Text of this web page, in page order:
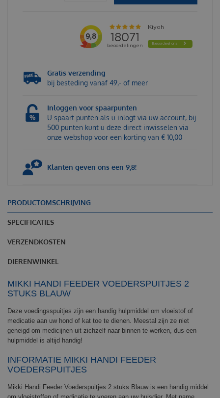
Gratis verzending
bij besteding vanaf 49,- of meer
Inloggen voor spaarpunten
U spaart punten als u inlogt via uw account, bij
500 punten kunt u deze direct inwisselen via
onze webshop voor een korting van € 10,00
Klanten geven ons een 9,8!
PRODUCTOMSCHRIJVING
SPECIFICATIES
VERZENDKOSTEN
DIERENWINKEL
MIKKI HANDI FEEDER VOEDERSPUITJES 2
STUKS BLAUW
Deze voedingsspuitjes zijn een handig hulpmiddel om vloeistof of
medicatie aan uw hond of kat toe te dienen. Meestal zijn ze niet
geneigd om medicijnen uit zichzelf naar binnen te werken, dus een
hulpmiddel is altijd handig!
INFORMATIE MIKKI HANDI FEEDER
VOEDERSPUITJES
Mikki Handi Feeder Voederspuitjes 2 stuks Blauw is een handig middel